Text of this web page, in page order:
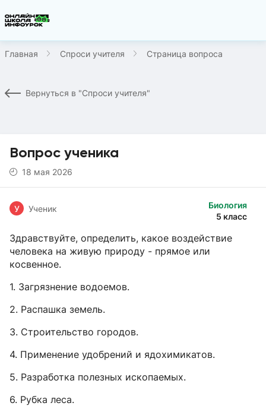
Главная Спроси учителя Страница вопроса
Вернуться в "Спроси учителя"
Вопрос ученика
18 мая 2026
Биология
5 класс
У Ученик
Здравствуйте, определить, какое воздействие
человека на живую природу - прямое или
косвенное.
1. Загрязнение водоемов.
2. Распашка земель.
3. Строительство городов.
4. Применение удобрений и ядохимикатов.
5. Разработка полезных ископаемых.
6. Рубка леса.